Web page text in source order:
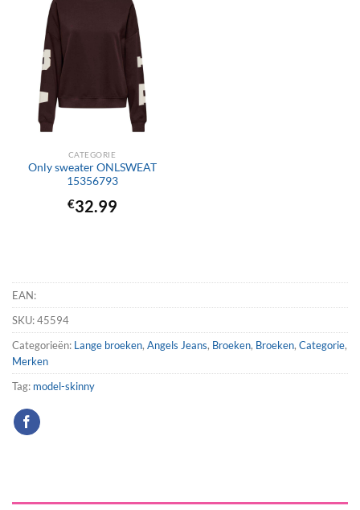
CATEGORIE
Only sweater ONLSWEAT
15356793
€32.99
EAN:
SKU:45594
Categorieën: Lange broeken, Angels Jeans, Broeken, Broeken, Categorie,
Merken
Tag: model-skinny